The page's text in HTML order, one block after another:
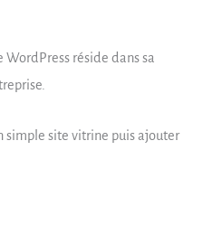
WordPress réside dans sa
simple site vitrine puis ajouter